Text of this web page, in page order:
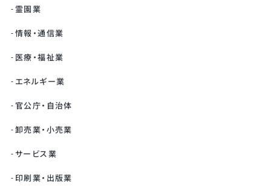
霊園業
情報・通信業
医療・福祉業
エネルギー業
官公庁・自治体
卸売業・小売業
サービス業
印刷業・出版業